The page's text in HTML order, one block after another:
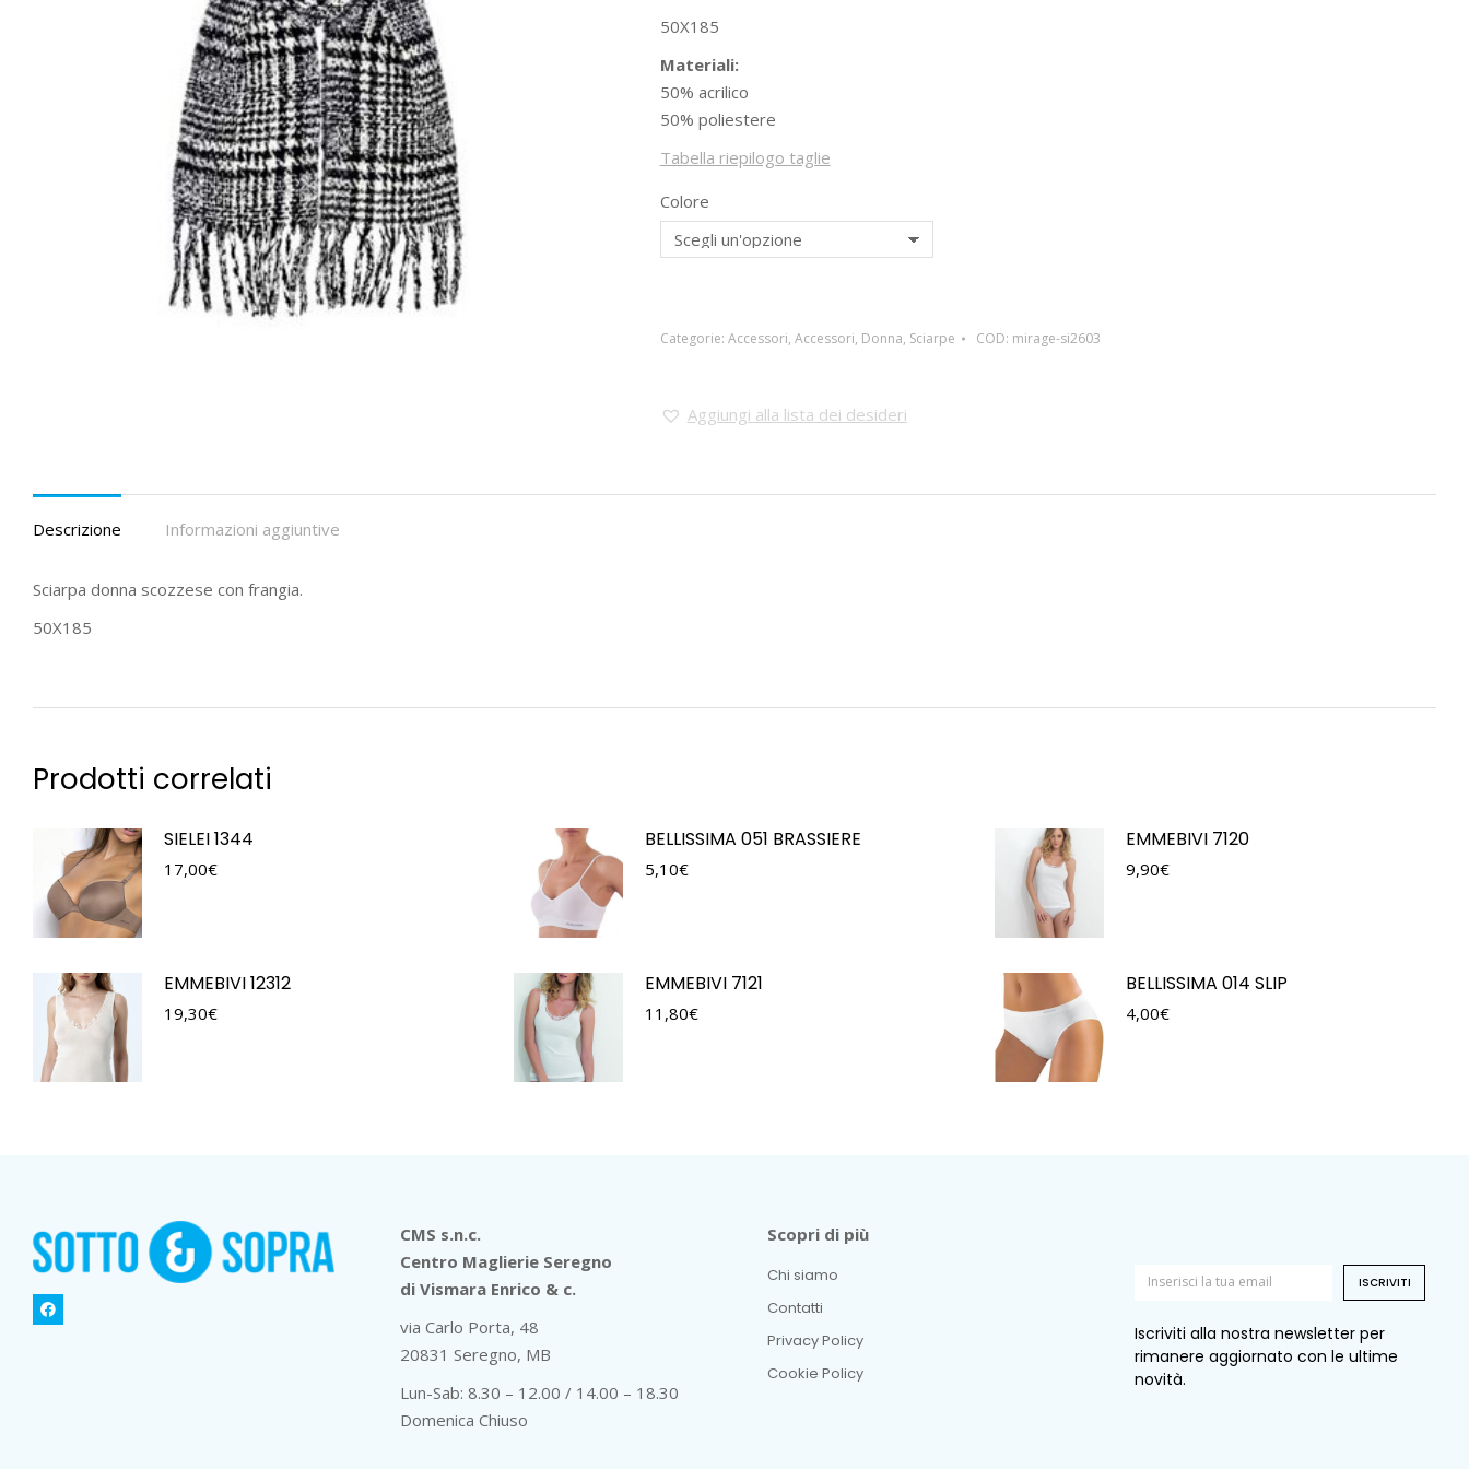
50X185
Materiali:
50% acrilico
50% poliestere
Tabella riepilogo taglie
Colore
Categorie: Accessori, Accessori, Donna, Sciarpe COD: mirage-si2603
Aggiungi alla lista dei desideri
Descrizione Informazioni aggiuntive
Sciarpa donna scozzese con frangia.
50X185
Prodotti correlati
SIELEI 1344
17,00€
BELLISSIMA 051 BRASSIERE
5,10€
EMMEBIVI 7120
9,90€
EMMEBIVI 12312
19,30€
EMMEBIVI 7121
11,80€
BELLISSIMA 014 SLIP
4,00€
CMS s.n.c.
Centro Maglierie Seregno
di Vismara Enrico & c.
via Carlo Porta, 48
20831 Seregno, MB
Lun-Sab: 8.30 – 12.00 / 14.00 – 18.30
Domenica Chiuso
Scopri di più
Chi siamo
Contatti
Privacy Policy
Cookie Policy
ISCRIVITI
Iscriviti alla nostra newsletter per
rimanere aggiornato con le ultime
novità.